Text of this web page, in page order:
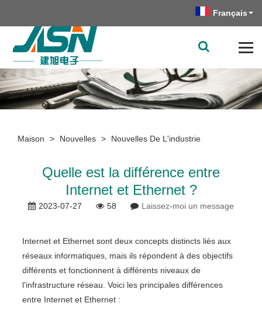
Français
Maison > Nouvelles > Nouvelles De L'industrie
Quelle est la différence entre
Internet et Ethernet ?
2023-07-27 58 Laissez-moi un message
Internet et Ethernet sont deux concepts distincts liés aux
réseaux informatiques, mais ils répondent à des objectifs
différents et fonctionnent à différents niveaux de
l'infrastructure réseau. Voici les principales différences
entre Internet et Ethernet :